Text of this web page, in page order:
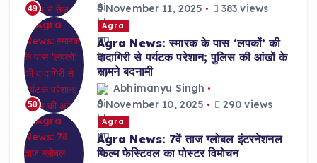
49
November 11, 2025
383 views
50
Agra
Agra News: स्मारक के पास ‘लपकों’ की
दादागिरी से पर्यटक परेशान; पुलिस की आंखों के
सामने बदनामी
Abhimanyu Singh
November 10, 2025
290 views
Agra
Agra News: 7वें ताज ग्लोबल इंटरनेशनल
फिल्म फेस्टिवल का पोस्टर विमोचन